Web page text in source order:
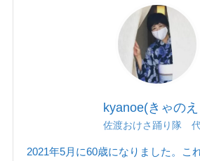
kyanoe(きゃのえ
佐渡おけさ踊り隊
2021年5月に60歳になりました。こ